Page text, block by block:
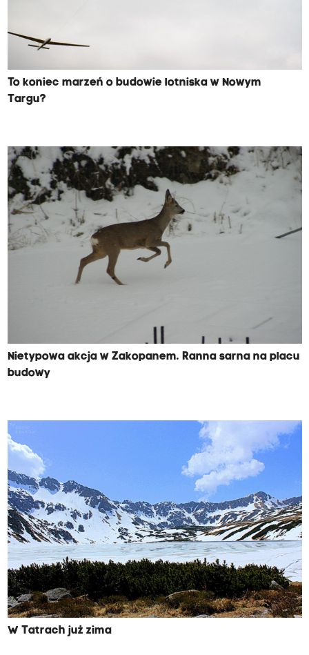
To koniec marzeń o budowie lotniska w Nowym
Targu?
Nietypowa akcja w Zakopanem. Ranna sarna na placu
budowy
W Tatrach już zima